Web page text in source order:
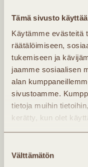
Tämä sivusto
Käytämme evästeitä
räätälöimiseen,
tukemiseen ja
jaamme sosiaalisen
alan
sivustoamme.
tietoja muihin
kerätty, kun olet
valinta
Välttämätön
Kaukolämpö
kertaa vuodessa.
yhdistyksen
saavat lisäksi
jäsenkirjeen,
Kaukolämpö